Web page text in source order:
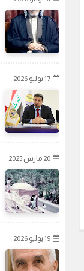
17 يوليو 2026
20 مارس 2025
19 يوليو 2026